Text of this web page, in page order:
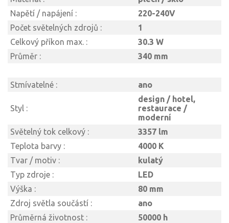
Napětí / napájení :
220-240V
Počet světelných zdrojů :
1
Celkový příkon max. :
30.3 W
Průměr :
340 mm
Stmívatelné : ano
Styl :
design / hotel,
restaurace /
moderní
Světelný tok celkový :
3357 lm
Teplota barvy :
4000 K
Tvar / motiv :
kulatý
Typ zdroje :
LED
Výška :
80 mm
Zdroj světla součástí :
ano
Průměrná životnost :
50000 h